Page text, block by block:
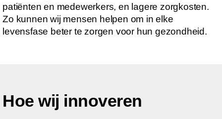
patiënten en medewerkers, en lagere zorgkosten.
Zo kunnen wij mensen helpen om in elke
levensfase beter te zorgen voor hun gezondheid.
Hoe wij innoveren